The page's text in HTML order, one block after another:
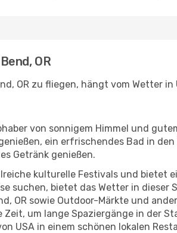
OR
OR zu fliegen, hängt vom Wetter
von sonnigem Himmel und
ein erfrischendes Bad in
Getränk genießen.
kulturelle Festivals und bietet
suchen, bietet das Wetter in
OR sowie Outdoor-Märkte und
um lange Spaziergänge in der
USA in einem schönen lokalen